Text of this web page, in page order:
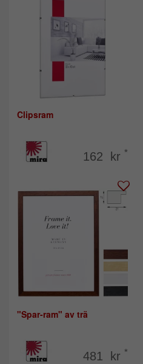
Clipsram
162 kr *
"Spar-ram" av trä
481 kr *